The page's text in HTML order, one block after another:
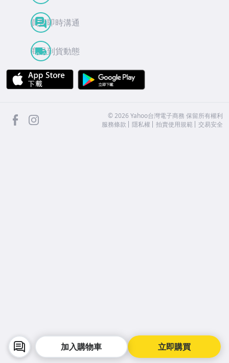
立即購買
加入購物車
買賣即時溝通
商品到貨動態
APP Store
facebook ©2026 Yahoo台灣電子商務 保留所有權利
服務條款
隱私權 拍賣使用規範 交易安全